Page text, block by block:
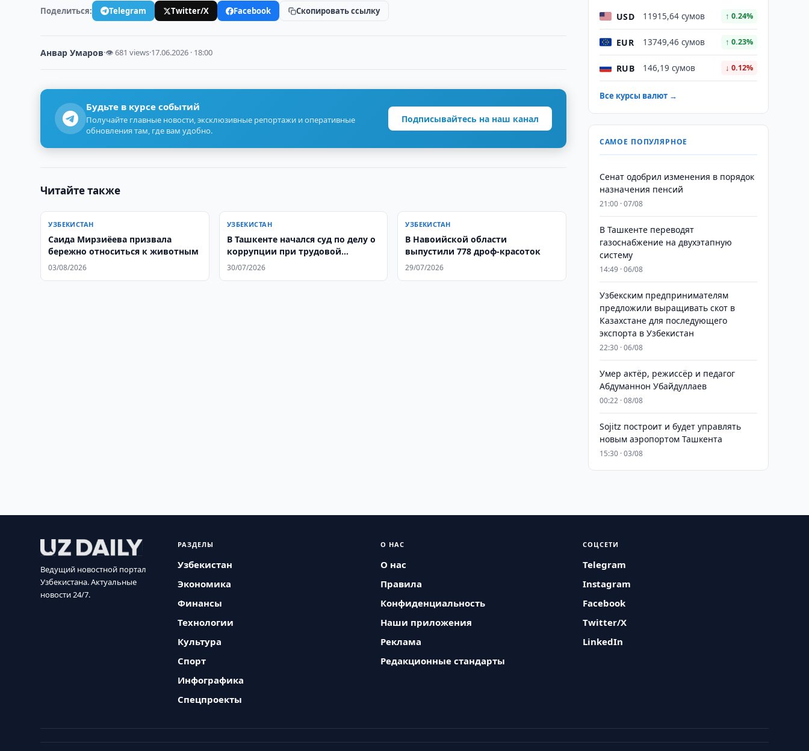
Поделиться: Telegram Twitter/X Facebook Скопировать ссылку
Анвар Умаров·👁 681 views·17.06.2026 · 18:00
Будьте в курсе событий
Получайте главные новости, эксклюзивные репортажи и оперативные
обновления там, где вам удобно.
Подписывайтесь на наш канал
Читайте также
УЗБЕКИСТАН
Саида Мирзиёева призвала
бережно относиться к животным
03/08/2026
УЗБЕКИСТАН
В Ташкенте начался суд по делу о
коррупции при трудовой
миграции
30/07/2026
УЗБЕКИСТАН
В Навоийской области
выпустили 778 дроф-красоток
29/07/2026
USD 11915,64 сумов ↑ 0.24%
EUR 13749,46 сумов ↑ 0.23%
RUB 146,19 сумов ↓ 0.12%
Все курсы валют →
САМОЕ ПОПУЛЯРНОЕ
Сенат одобрил изменения в порядок
назначения пенсий
21:00 · 07/08
В Ташкенте переводят
газоснабжение на двухэтапную
систему
14:49 · 06/08
Узбекским предпринимателям
предложили выращивать скот в
Казахстане для последующего
экспорта в Узбекистан
22:30 · 06/08
Умер актёр, режиссёр и педагог
Абдуманнон Убайдуллаев
00:22 · 08/08
Sojitz построит и будет управлять
новым аэропортом Ташкента
15:30 · 03/08
Ведущий новостной портал
Узбекистана. Актуальные
новости 24/7.
РАЗДЕЛЫ
Узбекистан
Экономика
Финансы
Технологии
Культура
Спорт
Инфографика
Спецпроекты
О НАС
О нас
Правила
Конфиденциальность
Наши приложения
Реклама
Редакционные стандарты
СОЦСЕТИ
Telegram
Instagram
Facebook
Twitter/X
LinkedIn